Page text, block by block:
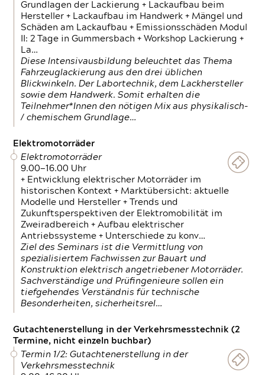
Grundlagen der Lackierung + Lackaufbau beim
Hersteller + Lackaufbau im Handwerk + Mängel und
Schäden am Lackaufbau + Emissionsschäden Modul
II: 2 Tage in Gummersbach + Workshop Lackierung +
La…
Diese Intensivausbildung beleuchtet das Thema
Fahrzeuglackierung aus den drei üblichen
Blickwinkeln. Der Labortechnik, dem Lackhersteller
sowie dem Handwerk. Somit erhalten die
Teilnehmer*Innen den nötigen Mix aus physikalisch-
/ chemischem Grundlage…
Elektromotorräder
Elektromotorräder
9.00—16.00 Uhr
+ Entwicklung elektrischer Motorräder im
historischen Kontext + Marktübersicht: aktuelle
Modelle und Hersteller + Trends und
Zukunftsperspektiven der Elektromobilität im
Zweiradbereich + Aufbau elektrischer
Antriebssysteme + Unterschiede zu konv…
Ziel des Seminars ist die Vermittlung von
spezialisiertem Fachwissen zur Bauart und
Konstruktion elektrisch angetriebener Motorräder.
Sachverständige und Prüfingenieure sollen ein
tiefgehendes Verständnis für technische
Besonderheiten, sicherheitsrel…
Gutachtenerstellung in der Verkehrsmesstechnik (2
Termine, nicht einzeln buchbar)
Termin 1/2: Gutachtenerstellung in der
Verkehrsmesstechnik